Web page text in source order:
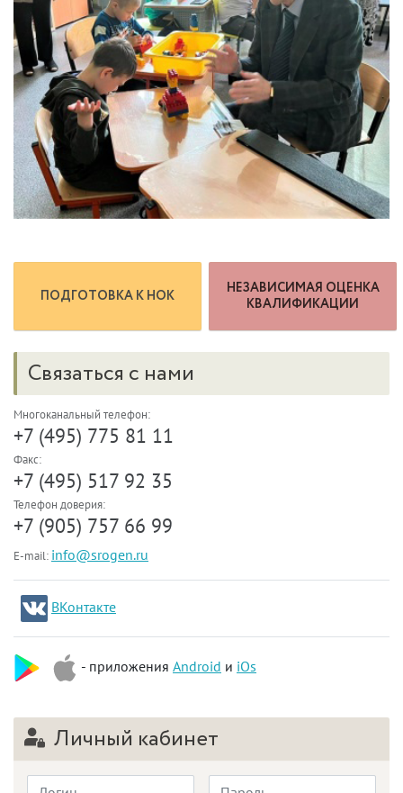
ПОДГОТОВКА К НОК
НЕЗАВИСИМАЯ ОЦЕНКА
КВАЛИФИКАЦИИ
Связаться с нами
Многоканальный телефон:
+7 (495) 775 81 11
Факс:
+7 (495) 517 92 35
Телефон доверия:
+7 (905) 757 66 99
E-mail: info@srogen.ru
ВКонтакте
- приложения Android и iOs
Личный кабинет